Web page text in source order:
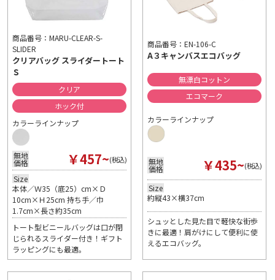
商品番号：MARU-CLEAR-S-
SLIDER
クリアバッグ スライダートート
Ｓ
クリア
ホック付
カラーラインナップ
無地
価格 ￥457~(税込)
Size
本体／Ｗ35（底25）cm×Ｄ
10cm×Ｈ25cm 持ち手／巾
1.7cm×長さ約35cm
トート型ビニールバッグは口が閉
じられるスライダー付き！ギフト
ラッピングにも最適。
商品番号：EN-106-C
A３キャンバスエコバッグ
無漂白コットン
エコマーク
カラーラインナップ
無地
価格 ￥435~(税込)
Size
約縦43×横37cm
シュッとした見た目で軽快な街歩
きに最適！肩がけにして便利に使
えるエコバッグ。